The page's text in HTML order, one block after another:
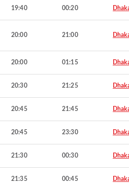
19:40 00:20
20:00 21:00
20:00 01:15
20:30 21:25
20:45 21:45
20:45 23:30
21:30 00:30
21:35 00:45